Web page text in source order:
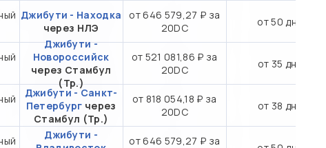
Джибути - Находка
через НЛЭ
от 646 579,27 ₽ за
20DC
от 50 дн.
Джибути -
Новороссийск
через Стамбул
(Тр.)
от 521 081,86 ₽ за
20DC
от 35 дн.
Джибути - Санкт-
Петербург через
Стамбул (Тр.)
от 818 054,18 ₽ за
20DC
от 38 дн.
Джибути -
от 646 579,27 ₽ за